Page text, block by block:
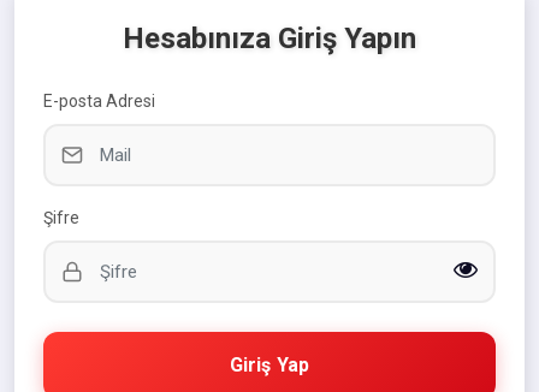
Hesabınıza Giriş Yapın
E-posta Adresi
Şifre
Giriş Yap